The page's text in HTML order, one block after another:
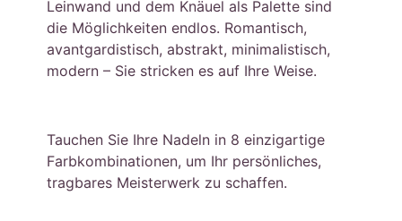
Leinwand und dem Knäuel als Palette sind
die Möglichkeiten endlos. Romantisch,
avantgardistisch, abstrakt, minimalistisch,
modern – Sie stricken es auf Ihre Weise.
Tauchen Sie Ihre Nadeln in 8 einzigartige
Farbkombinationen, um Ihr persönliches,
tragbares Meisterwerk zu schaffen.